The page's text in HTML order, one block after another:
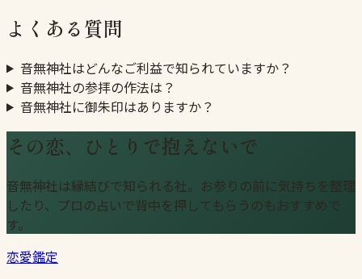
よくある質問
音無神社はどんなご利益で知られていますか？
音無神社の参拝の作法は？
音無神社に御朱印はありますか？
その恋、ひとりで抱えないで
音無神社は縁結びで知られる社。お参りの前に気持ちを整理
したり、プロの占いで背中を押してもらうのもおすすめで
す。
恋愛鑑定